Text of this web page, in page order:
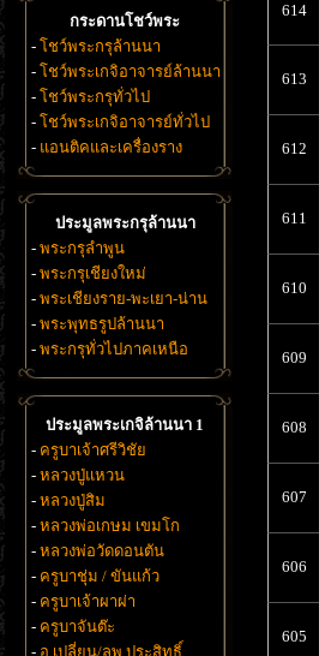
กระดานโชว์พระ
- โชว์พระกรุล้านนา
- โชว์พระเกจิอาจารย์ล้านนา
- โชว์พระกรุทั่วไป
- โชว์พระเกจิอาจารย์ทั่วไป
- แอนติคและเครื่องราง
ประมูลพระกรุล้านนา
- พระกรุลำพูน
- พระกรุเชียงใหม่
- พระเชียงราย-พะเยา-น่าน
- พระพุทธรูปล้านนา
- พระกรุทั่วไปภาคเหนือ
ประมูลพระเกจิล้านนา 1
- ครูบาเจ้าศรีวิชัย
- หลวงปู่แหวน
- หลวงปู่สิม
- หลวงพ่อเกษม เขมโก
- หลวงพ่อวัดดอนตัน
- ครูบาชุ่ม / ขันแก้ว
- ครูบาเจ้าผาผ่า
- ครูบาจันต๊ะ
- อ.เปลี่ยน/ลพ.ประสิทธิ์
614
613
612
611
610
609
608
607
606
605